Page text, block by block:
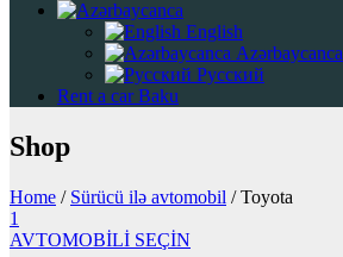
English
Azərbaycanca
Русский
Rent a car Baku
Shop
Home / Sürücü ilə avtomobil / Toyota
1
AVTOMOBİLİ SEÇİN